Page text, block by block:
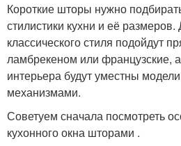
Короткие шторы нужно
стилистики кухни и её
классического стиля подойдут
ламбрекеном или французские,
интерьера будут уместны
механизмами.
Советуем сначала посмотреть
кухонного окна шторами .